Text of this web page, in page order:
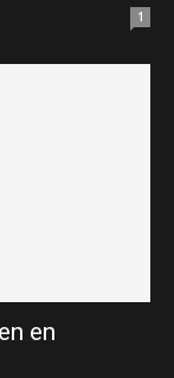
1
en